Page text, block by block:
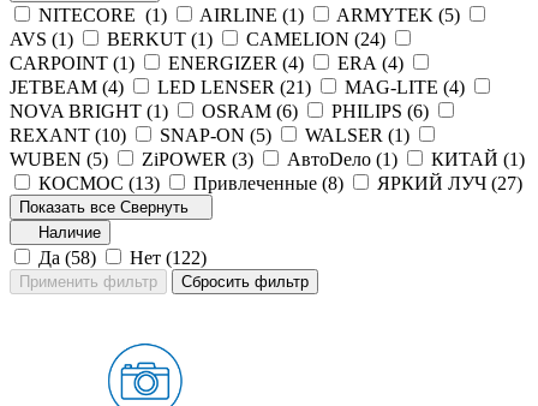
NITECORE (1) AIRLINE (1) ARMYTEK (5)
AVS (1) BERKUT (1) CAMELION (24)
CARPOINT (1) ENERGIZER (4) ERA (4)
JETBEAM (4) LED LENSER (21) MAG-LITE (4)
NOVA BRIGHT (1) OSRAM (6) PHILIPS (6)
REXANT (10) SNAP-ON (5) WALSER (1)
WUBEN (5) ZiPOWER (3) АвтоDело (1) КИТАЙ (1)
КОСМОС (13) Привлеченные (8) ЯРКИЙ ЛУЧ (27)
Показать все Свернуть
Наличие
Да (58) Нет (122)